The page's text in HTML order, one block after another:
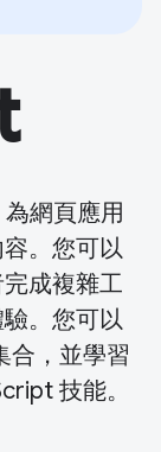
網頁應用
。您可以
成複雜工
。您可以
合，並學習
技能。